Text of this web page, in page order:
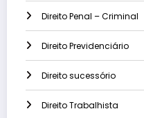
Direito Penal – Criminal
Direito Previdenciário
Direito sucessório
Direito Trabalhista